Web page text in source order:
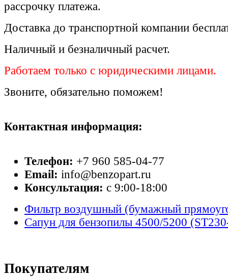
рассрочку платежа.
Доставка до транспортной компании
Наличный и безналичный расчет.
Работаем только с юридическими лицами.
Звоните, обязательно поможем!
Контактная информация:
Телефон: +7 960 585-04-77
Email: info@benzopart.ru
Консультация: с 9:00-18:00
Фильтр воздушный (бумажный
Сапун для бензопилы 4500/5200
Покупателям